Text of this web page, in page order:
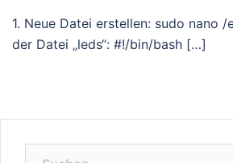
1. Neue Datei erstellen: sudo nano
der Datei „leds“: #!/bin/bash […]